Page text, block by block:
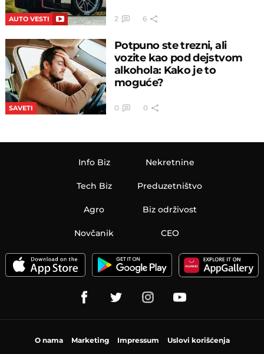
AUTO VESTI 2 6
SAVETI
Potpuno ste trezni, ali
vozite kao pod dejstvom
alkohola: Kako je to
moguće?
0 0
Info Biz
Tech Biz
Agro
Nekretnine
Preduzetništvo
Biz održivost
Novčanik CEO
O nama Marketing Impressum Uslovi korišćenja